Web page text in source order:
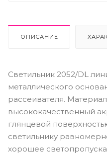
ОПИСАНИЕ
Светильник 2052/DL
металлического
рассеивателя.
высококачественный
глянцевой
светильнику
хорошее